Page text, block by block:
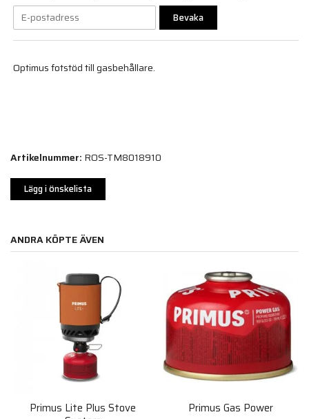
Bevaka
Optimus fotstöd till gasbehållare.
Artikelnummer: ROS-TM8018910
Lägg i önskelista
ANDRA KÖPTE ÄVEN
Primus Lite Plus Stove Primus Gas Power